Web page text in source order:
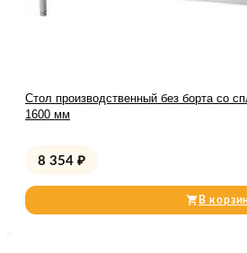
Стол производственный без борта со
1600 мм
8 354 ₽
В